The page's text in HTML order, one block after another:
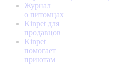
Журнал
о питомцах
Kinpet для
продавцов
Kinpet
помогает
приютам